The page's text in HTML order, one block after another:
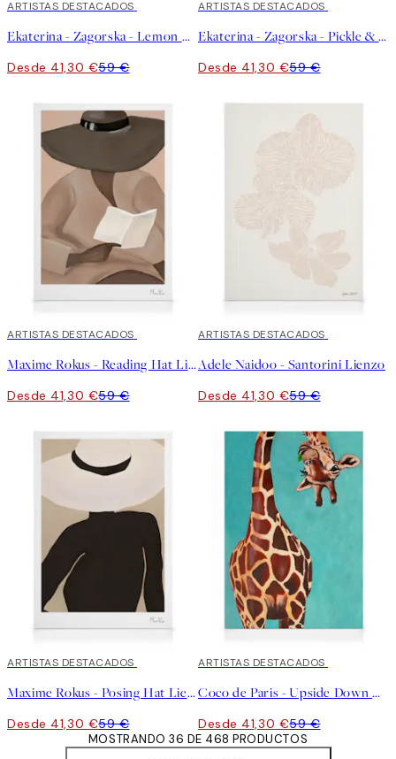
30%*
ARTISTAS DESTACADOS
Ekaterina - Zagorska - Lemon Cocktail Lienzo
Desde 41,30 €59 €
30%*
ARTISTAS DESTACADOS
Ekaterina - Zagorska - Pickle & Chili Ice Cream Lienzo
Desde 41,30 €59 €
30%*
ARTISTAS DESTACADOS
Maxime Rokus - Reading Hat Lienzo
Desde 41,30 €59 €
30%*
ARTISTAS DESTACADOS
Adele Naidoo - Santorini Lienzo
Desde 41,30 €59 €
30%*
ARTISTAS DESTACADOS
Maxime Rokus - Posing Hat Lienzo
Desde 41,30 €59 €
30%*
ARTISTAS DESTACADOS
Coco de Paris - Upside Down Giraffe Lienzo
Desde 41,30 €59 €
MOSTRANDO 36 DE 468 PRODUCTOS